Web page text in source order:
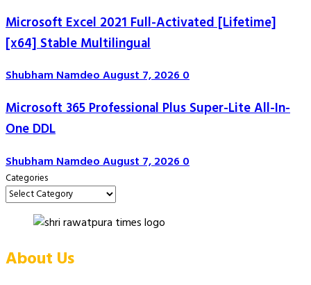
Microsoft Excel 2021 Full-Activated [Lifetime]
[x64] Stable Multilingual
Shubham NamdeoAugust 7, 20260
Microsoft 365 Professional Plus Super-Lite All-In-
One DDL
Shubham NamdeoAugust 7, 20260
Categories
About Us